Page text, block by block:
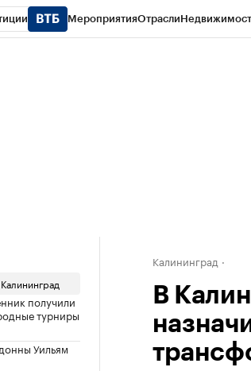
МероприятияОтрасли
Калининград
получили
турниры
Уильям
Калининград
В